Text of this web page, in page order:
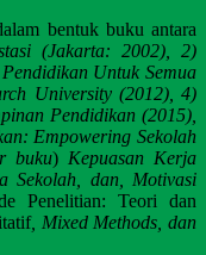
bentuk buku antara
(Jakarta: 2002), 2)
Untuk Semua
University (2012), 4)
Pendidikan (2015),
Empowering Sekolah
buku) Kepuasan Kerja
Sekolah, dan, Motivasi
Penelitian: Teori dan
, Mixed Methods, dan